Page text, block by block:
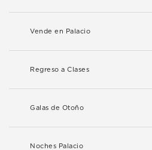
Vende en Palacio
Regreso a Clases
Galas de Otoño
Noches Palacio